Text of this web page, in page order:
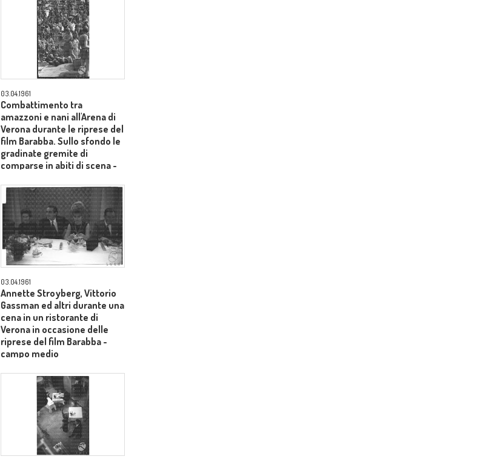
03.04.1961
Combattimento tra
amazzoni e nani all'Arena di
Verona durante le riprese del
film Barabba. Sullo sfondo le
gradinate gremite di
comparse in abiti di scena -
03.04.1961
Annette Stroyberg, Vittorio
Gassman ed altri durante una
cena in un ristorante di
Verona in occasione delle
riprese del film Barabba -
campo medio